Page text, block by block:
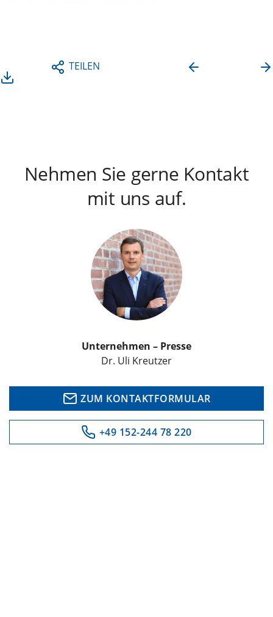
DOWNLOAD
TEILEN
Nehmen Sie gerne Kontakt
mit uns auf.
Unternehmen – Presse
Dr. Uli Kreutzer
ZUM KONTAKTFORMULAR
+49 152-244 78 220